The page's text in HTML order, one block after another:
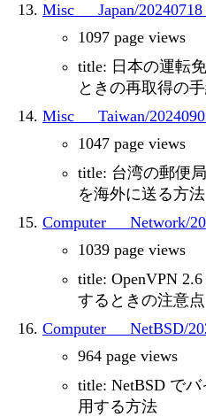
Misc___Japan/
1097 page views
title: 日本の運転
ときの再取得の
Misc___Taiwan/
1047 page views
title: 台湾の郵便
を海外に送る方法
Computer___Network/
1039 page views
title: OpenVPN
するときの注意点
Computer___NetBSD/
964 page views
title: NetBSD で
用する方法